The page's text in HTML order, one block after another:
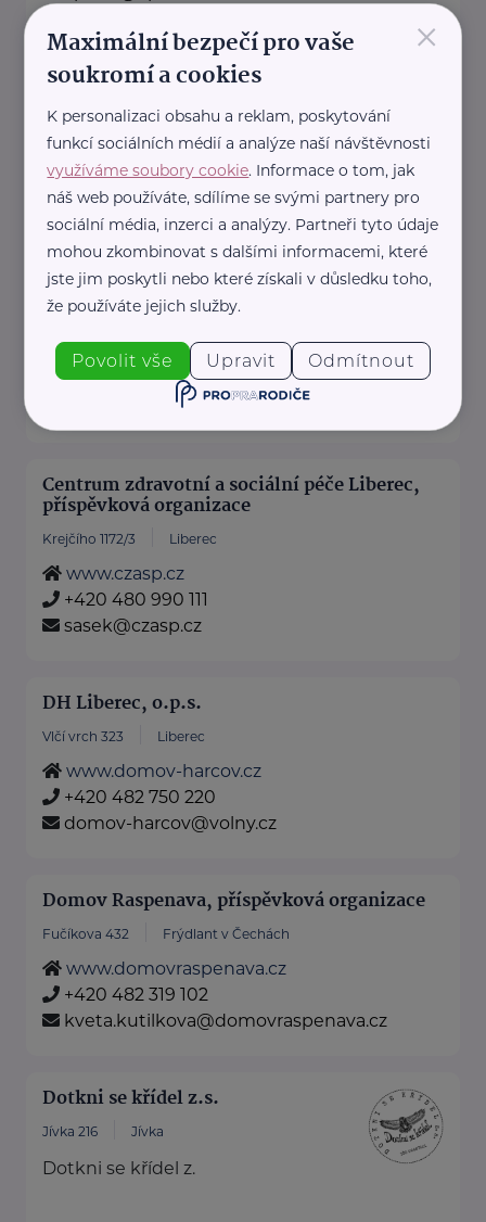
Buona Strada s.r.o.
www.buonastrada.cz
+420 608 306 154
info@buonastrada.cz
CENTRUM PRO ZDRAVOTNĚ POSTIŽENÉ
Libereckého kraje, o.p.s.
www.czplk.cz
+420 485 104 044
info@czplk.cz
Centrum zdravotní a sociální péče Liberec,
příspěvková organizace
Krejčího 1172/3 Liberec
www.czasp.cz
+420 480 990 111
sasek@czasp.cz
DH Liberec, o.p.s.
Vlčí vrch 323 Liberec
www.domov-harcov.cz
+420 482 750 220
domov-harcov@volny.cz
Domov Raspenava, příspěvková organizace
Fučíkova 432 Frýdlant v Čechách
www.domovraspenava.cz
+420 482 319 102
kveta.kutilkova@domovraspenava.cz
Dotkni se křídel z.s.
Jívka 216 Jívka
Dotkni se křídel z.
×
Maximální bezpečí pro vaše
soukromí a cookies
K personalizaci obsahu a reklam, poskytování
funkcí sociálních médií a analýze naší návštěvnosti
využíváme soubory cookie. Informace o tom, jak
náš web používáte, sdílíme se svými partnery pro
sociální média, inzerci a analýzy. Partneři tyto údaje
mohou zkombinovat s dalšími informacemi, které
jste jim poskytli nebo které získali v důsledku toho,
že používáte jejich služby.
Povolit vše Upravit Odmítnout